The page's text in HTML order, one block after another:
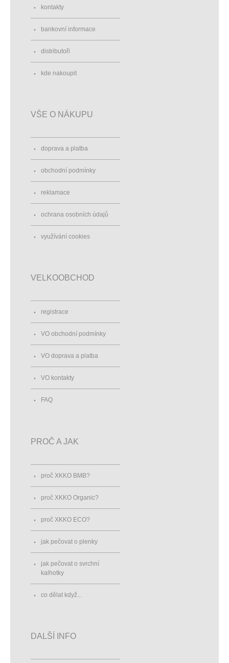
kontakty
bankovní informace
distributoři
kde nakoupit
VŠE O NÁKUPU
doprava a platba
obchodní podmínky
reklamace
ochrana osobních údajů
využívání cookies
VELKOOBCHOD
registrace
VO obchodní podmínky
VO doprava a platba
VO kontakty
FAQ
PROČ A JAK
proč XKKO BMB?
proč XKKO Organic?
proč XKKO ECO?
jak pečovat o plenky
jak pečovat o svrchní
kalhotky
co dělat když...
DALŠÍ INFO